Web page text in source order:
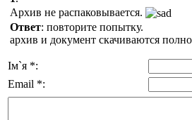
Архив не распаковывается.
Ответ: повторите попытку.
архив и документ скачиваются
Ім`я *:
Email *: